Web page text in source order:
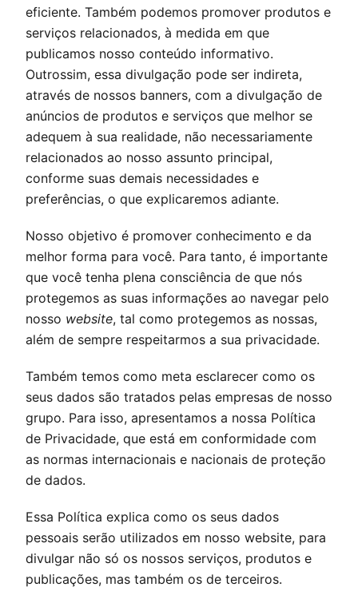
eficiente. Também podemos promover produtos e
serviços relacionados, à medida em que
publicamos nosso conteúdo informativo.
Outrossim, essa divulgação pode ser indireta,
através de nossos banners, com a divulgação de
anúncios de produtos e serviços que melhor se
adequem à sua realidade, não necessariamente
relacionados ao nosso assunto principal,
conforme suas demais necessidades e
preferências, o que explicaremos adiante.
Nosso objetivo é promover conhecimento e da
melhor forma para você. Para tanto, é importante
que você tenha plena consciência de que nós
protegemos as suas informações ao navegar pelo
nosso website, tal como protegemos as nossas,
além de sempre respeitarmos a sua privacidade.
Também temos como meta esclarecer como os
seus dados são tratados pelas empresas de nosso
grupo. Para isso, apresentamos a nossa Política
de Privacidade, que está em conformidade com
as normas internacionais e nacionais de proteção
de dados.
Essa Política explica como os seus dados
pessoais serão utilizados em nosso website, para
divulgar não só os nossos serviços, produtos e
publicações, mas também os de terceiros.